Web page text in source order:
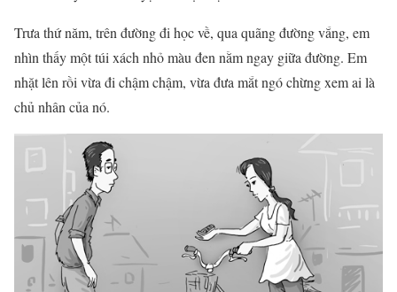
Trưa thứ năm, trên đường đi học về, qua quãng đường vắng, em
nhìn thấy một túi xách nhỏ màu đen nằm ngay giữa đường. Em
nhặt lên rồi vừa đi chậm chậm, vừa đưa mắt ngó chừng xem ai là
chủ nhân của nó.